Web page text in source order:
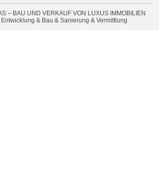
– BAU UND VERKAUF VON LUXUS IMMOBILIEN
Entwicklung & Bau & Sanierung & Vermittlung